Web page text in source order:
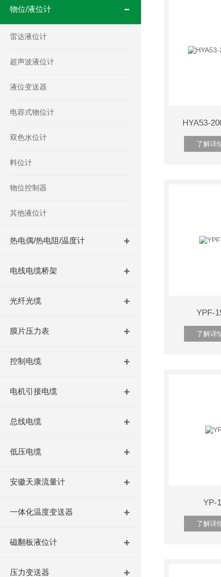
物位/液位计
雷达液位计
超声波液位计
液位变送器
电容式物位计
双色水位计
料位计
物位控制器
其他液位计
热电偶/热电阻/温度计
电线电缆桥架
光纤光缆
膜片压力表
控制电缆
电机引接电缆
总线电缆
低压电缆
安徽天康流量计
一体化温度变送器
磁翻板液位计
压力变送器
HYA53-
了解详
YPF-
了解详
YP-
了解详